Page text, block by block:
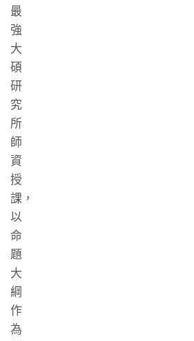
最
強
大
碩
研
究
所
師
資
授
課，
以
命
題
大
綱
作
為